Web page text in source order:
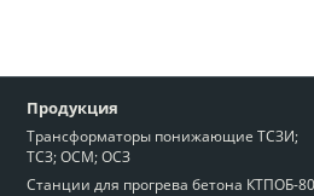
Продукция
Трансформаторы понижающие ТСЗИ;
ТСЗ; ОСМ; ОСЗ
Станции для прогрева бетона КТПОБ-80